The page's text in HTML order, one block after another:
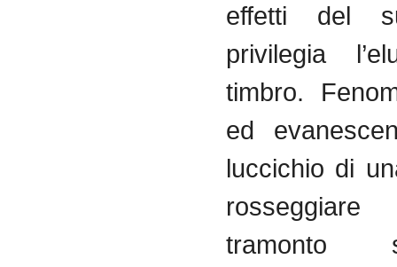
effetti del
privilegia
timbro.
ed
luccichio di